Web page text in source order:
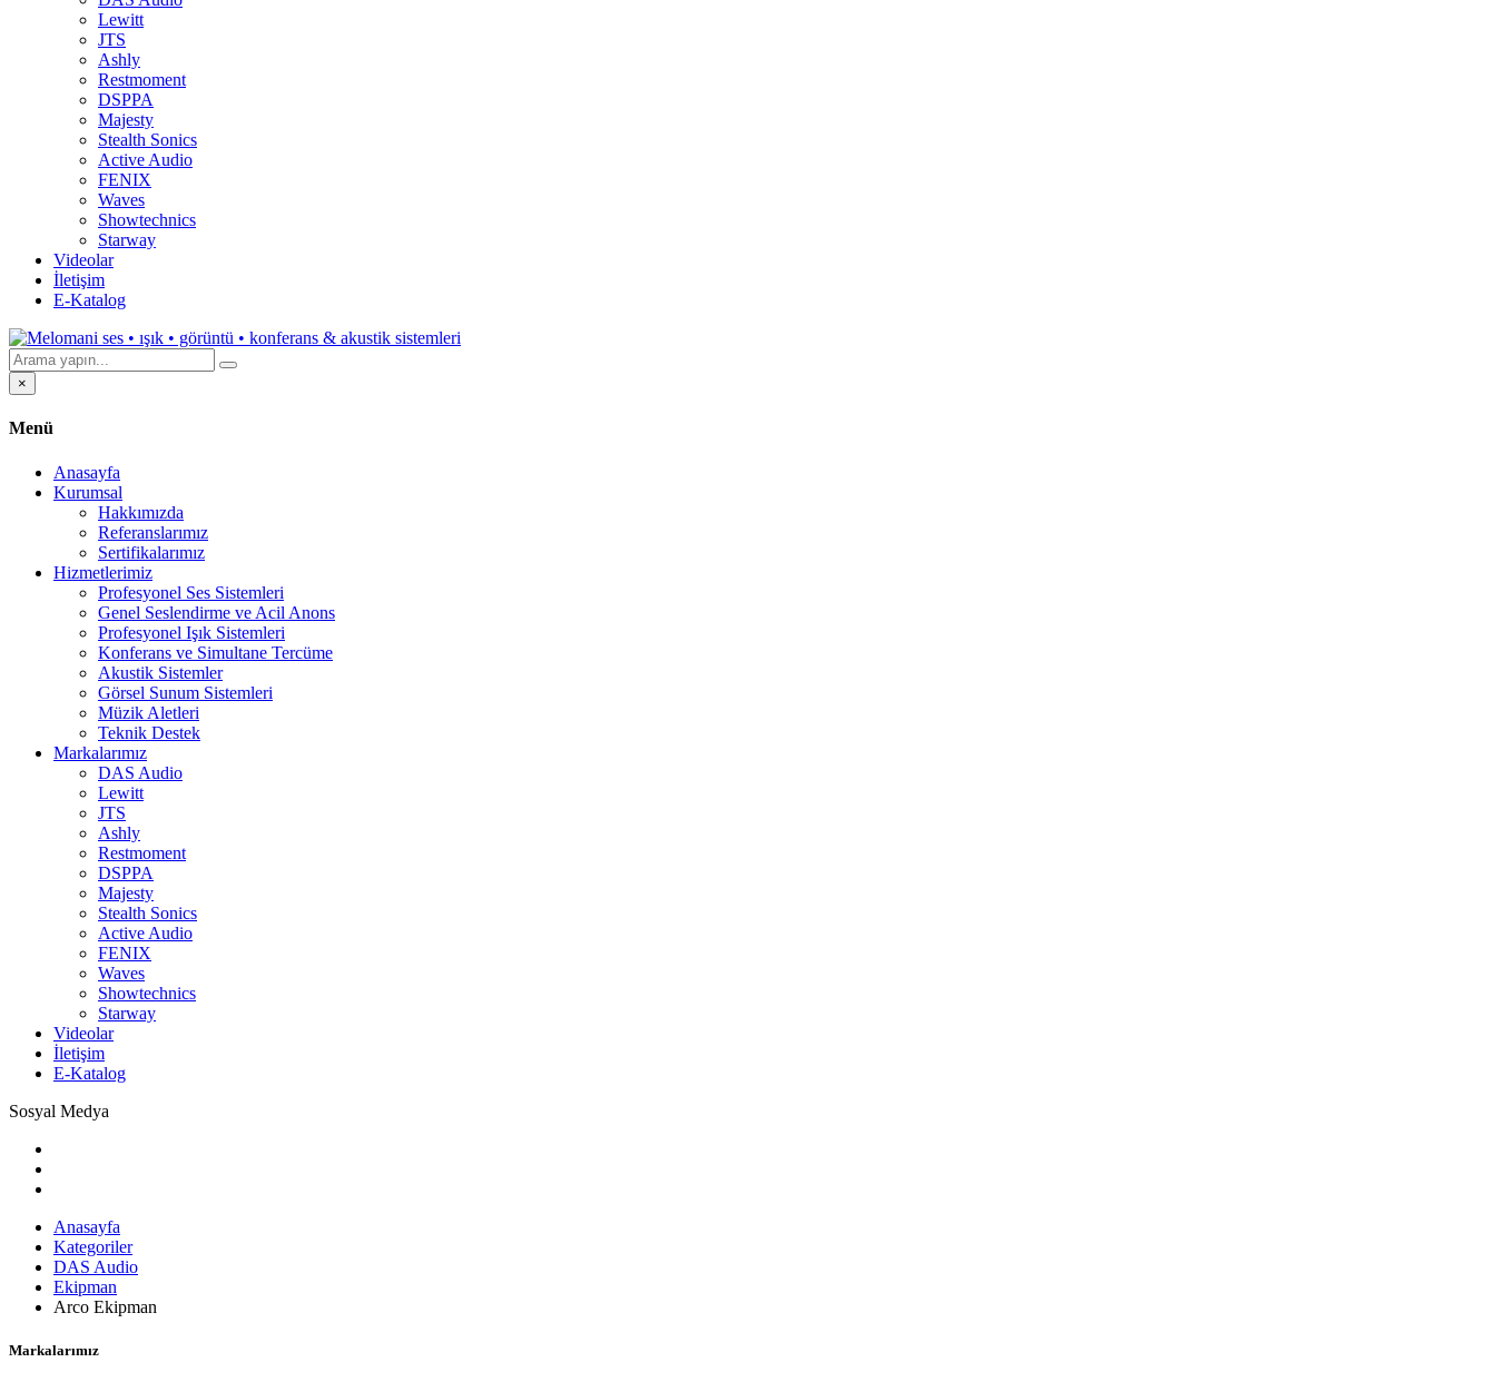
Lewitt
JTS
Ashly
Restmoment
DSPPA
Majesty
Stealth Sonics
Active Audio
FENIX
Waves
Showtechnics
Starway
Videolar
İletişim
E-Katalog
×
Menü
Anasayfa
Kurumsal
Hakkımızda
Referanslarımız
Sertifikalarımız
Hizmetlerimiz
Profesyonel Ses Sistemleri
Genel Seslendirme ve Acil Anons
Profesyonel Işık Sistemleri
Konferans ve Simultane Tercüme
Akustik Sistemler
Görsel Sunum Sistemleri
Müzik Aletleri
Teknik Destek
Markalarımız
DAS Audio
Lewitt
JTS
Ashly
Restmoment
DSPPA
Majesty
Stealth Sonics
Active Audio
FENIX
Waves
Showtechnics
Starway
Videolar
İletişim
E-Katalog
Sosyal Medya
Anasayfa
Kategoriler
DAS Audio
Ekipman
Arco Ekipman
Markalarımız